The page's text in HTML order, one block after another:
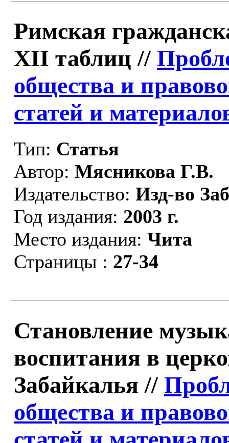
Римская
XII таблиц //
общества и
статей и
Тип: Статья
Автор: Мясникова Г.В.
Издательство: Изд-во
Год издания: 2003 г.
Место издания: Чита
Страницы : 27-34
Становление
воспитания в
Забайкалья //
общества и